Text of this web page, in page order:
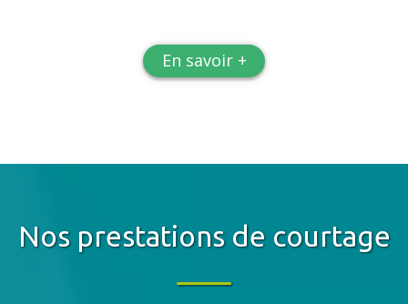
En savoir +
Nos prestations de courtage